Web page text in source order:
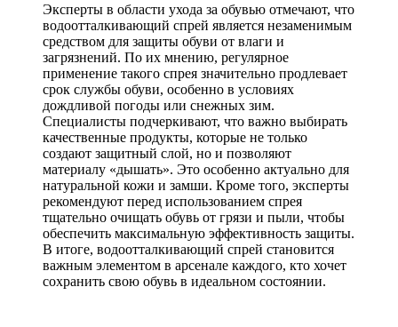
Эксперты в области ухода за обувью отмечают, что
водоотталкивающий спрей является незаменимым
средством для защиты обуви от влаги и
загрязнений. По их мнению, регулярное
применение такого спрея значительно продлевает
срок службы обуви, особенно в условиях
дождливой погоды или снежных зим.
Специалисты подчеркивают, что важно выбирать
качественные продукты, которые не только
создают защитный слой, но и позволяют
материалу «дышать». Это особенно актуально для
натуральной кожи и замши. Кроме того, эксперты
рекомендуют перед использованием спрея
тщательно очищать обувь от грязи и пыли, чтобы
обеспечить максимальную эффективность защиты.
В итоге, водоотталкивающий спрей становится
важным элементом в арсенале каждого, кто хочет
сохранить свою обувь в идеальном состоянии.